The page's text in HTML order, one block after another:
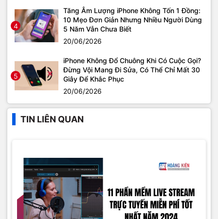
4
Tăng Âm Lượng iPhone Không Tốn 1 Đồng:
10 Mẹo Đơn Giản Nhưng Nhiều Người Dùng
5 Năm Vẫn Chưa Biết
20/06/2026
5
iPhone Không Đổ Chuông Khi Có Cuộc Gọi?
Đừng Vội Mang Đi Sửa, Có Thể Chỉ Mất 30
Giây Để Khắc Phục
20/06/2026
TIN LIÊN QUAN